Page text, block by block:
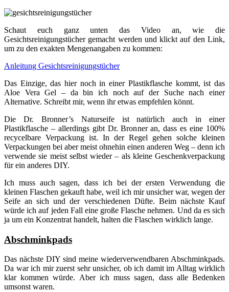
Schaut euch ganz unten das Video an, wie die
Gesichtsreinigungstücher gemacht werden und klickt auf den Link,
um zu den exakten Mengenangaben zu kommen:
Anleitung Gesichtsreinigungstücher
Das Einzige, das hier noch in einer Plastikflasche kommt, ist das
Aloe Vera Gel – da bin ich noch auf der Suche nach einer
Alternative. Schreibt mir, wenn ihr etwas empfehlen könnt.
Die Dr. Bronner’s Naturseife ist natürlich auch in einer
Plastikflasche – allerdings gibt Dr. Bronner an, dass es eine 100%
recycelbare Verpackung ist. In der Regel gehen solche kleinen
Verpackungen bei aber meist ohnehin einen anderen Weg – denn ich
verwende sie meist selbst wieder – als kleine Geschenkverpackung
für ein anderes DIY.
Ich muss auch sagen, dass ich bei der ersten Verwendung die
kleinen Flaschen gekauft habe, weil ich mir unsicher war, wegen der
Seife an sich und der verschiedenen Düfte. Beim nächste Kauf
würde ich auf jeden Fall eine große Flasche nehmen. Und da es sich
ja um ein Konzentrat handelt, halten die Flaschen wirklich lange.
Abschminkpads
Das nächste DIY sind meine wiederverwendbaren Abschminkpads.
Da war ich mir zuerst sehr unsicher, ob ich damit im Alltag wirklich
klar kommen würde. Aber ich muss sagen, dass alle Bedenken
umsonst waren.